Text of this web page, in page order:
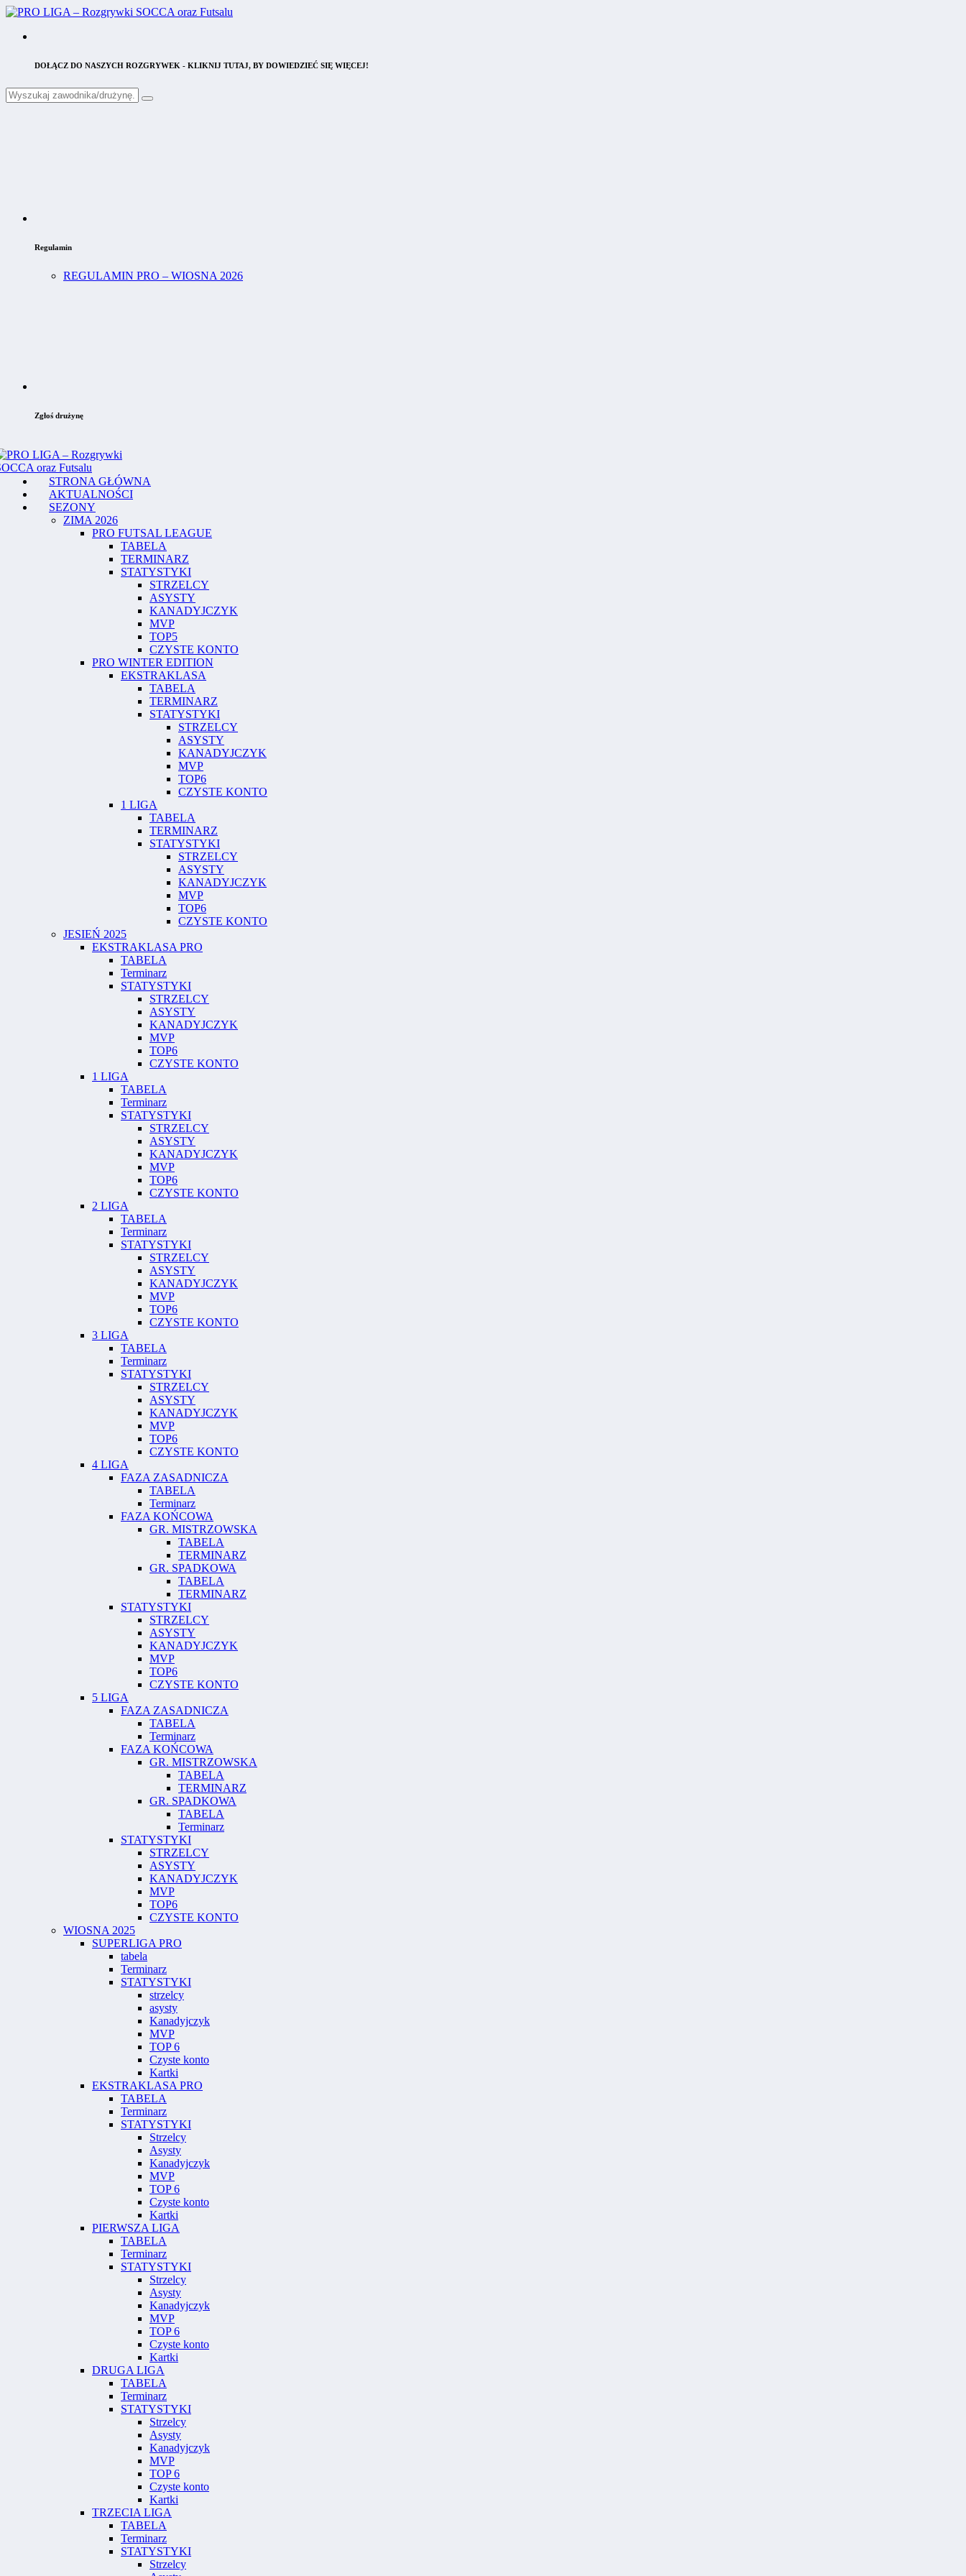
DOŁĄCZ DO NASZYCH ROZGRYWEK - KLIKNIJ TUTAJ, BY DOWIEDZIEĆ SIĘ WIĘCEJ!
Regulamin
REGULAMIN PRO – WIOSNA 2026
Zgłoś drużynę
STRONA GŁÓWNA
AKTUALNOŚCI
SEZONY
ZIMA 2026
PRO FUTSAL LEAGUE
TABELA
TERMINARZ
STATYSTYKI
STRZELCY
ASYSTY
KANADYJCZYK
MVP
TOP5
CZYSTE KONTO
PRO WINTER EDITION
EKSTRAKLASA
TABELA
TERMINARZ
STATYSTYKI
STRZELCY
ASYSTY
KANADYJCZYK
MVP
TOP6
CZYSTE KONTO
1 LIGA
TABELA
TERMINARZ
STATYSTYKI
STRZELCY
ASYSTY
KANADYJCZYK
MVP
TOP6
CZYSTE KONTO
JESIEŃ 2025
EKSTRAKLASA PRO
TABELA
Terminarz
STATYSTYKI
STRZELCY
ASYSTY
KANADYJCZYK
MVP
TOP6
CZYSTE KONTO
1 LIGA
TABELA
Terminarz
STATYSTYKI
STRZELCY
ASYSTY
KANADYJCZYK
MVP
TOP6
CZYSTE KONTO
2 LIGA
TABELA
Terminarz
STATYSTYKI
STRZELCY
ASYSTY
KANADYJCZYK
MVP
TOP6
CZYSTE KONTO
3 LIGA
TABELA
Terminarz
STATYSTYKI
STRZELCY
ASYSTY
KANADYJCZYK
MVP
TOP6
CZYSTE KONTO
4 LIGA
FAZA ZASADNICZA
TABELA
Terminarz
FAZA KOŃCOWA
GR. MISTRZOWSKA
TABELA
TERMINARZ
GR. SPADKOWA
TABELA
TERMINARZ
STATYSTYKI
STRZELCY
ASYSTY
KANADYJCZYK
MVP
TOP6
CZYSTE KONTO
5 LIGA
FAZA ZASADNICZA
TABELA
Terminarz
FAZA KOŃCOWA
GR. MISTRZOWSKA
TABELA
TERMINARZ
GR. SPADKOWA
TABELA
Terminarz
STATYSTYKI
STRZELCY
ASYSTY
KANADYJCZYK
MVP
TOP6
CZYSTE KONTO
WIOSNA 2025
SUPERLIGA PRO
tabela
Terminarz
STATYSTYKI
strzelcy
asysty
Kanadyjczyk
MVP
TOP 6
Czyste konto
Kartki
EKSTRAKLASA PRO
TABELA
Terminarz
STATYSTYKI
Strzelcy
Asysty
Kanadyjczyk
MVP
TOP 6
Czyste konto
Kartki
PIERWSZA LIGA
TABELA
Terminarz
STATYSTYKI
Strzelcy
Asysty
Kanadyjczyk
MVP
TOP 6
Czyste konto
Kartki
DRUGA LIGA
TABELA
Terminarz
STATYSTYKI
Strzelcy
Asysty
Kanadyjczyk
MVP
TOP 6
Czyste konto
Kartki
TRZECIA LIGA
TABELA
Terminarz
STATYSTYKI
Strzelcy